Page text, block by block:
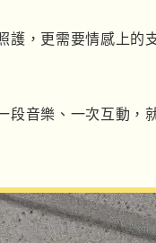
，更需要情感上的
音樂、一次互動，